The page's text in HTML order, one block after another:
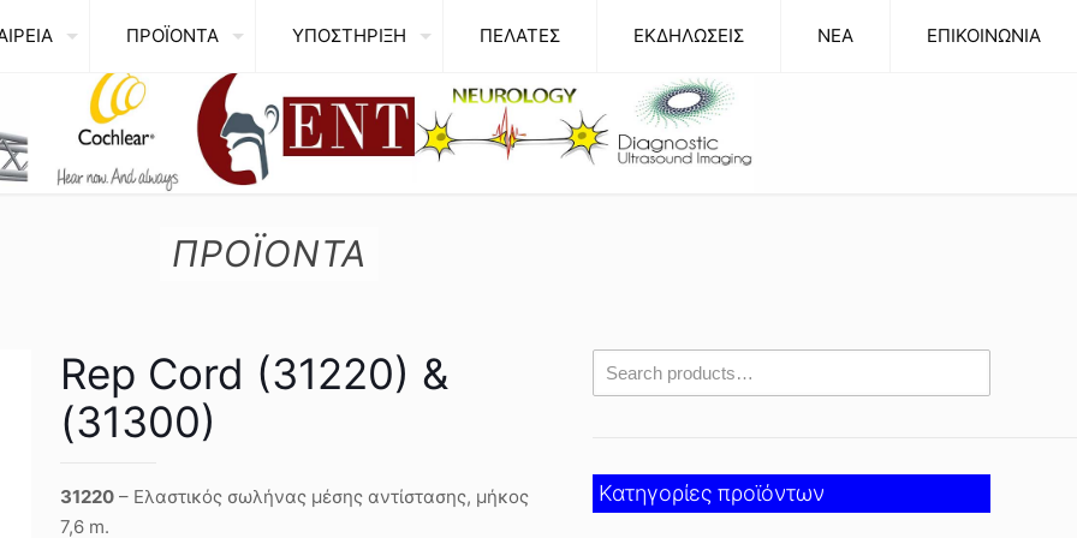
ΠΡΟΪΟΝΤΑ ΥΠΟΣΤΗΡΙΞΗ ΠΕΛΑΤΕΣ ΕΚΔΗΛΩΣΕΙΣ NEA ΕΠΙΚΟΙΝΩΝΙΑ
ΠΡΟΪΟΝΤΑ
Rep Cord (31220) &
(31300)
31220 – Ελαστικός σωλήνας μέσης αντίστασης, μήκος
7,6 m.
Κατηγορίες προϊόντων